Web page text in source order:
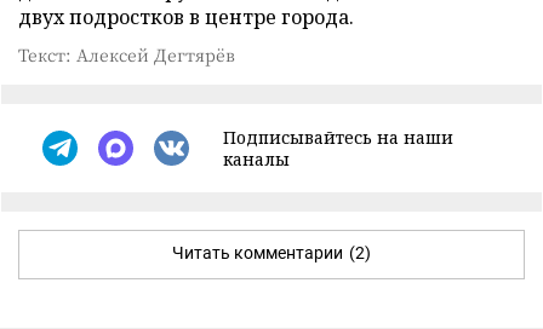
двух подростков в центре города.
Текст: Алексей Дегтярёв
Подписывайтесь на наши
каналы
Читать комментарии (2)